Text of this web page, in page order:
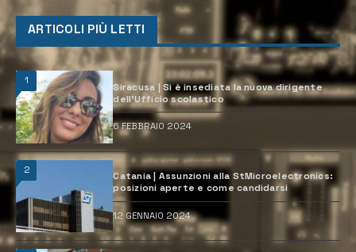
ARTICOLI PIÙ LETTI
1
Siracusa | Si è insediata la nuova dirigente
dell’Ufficio scolastico
6 FEBBRAIO 2024
2
Catania | Assunzioni alla StMicroelectronics:
posizioni aperte e come candidarsi
12 GENNAIO 2024